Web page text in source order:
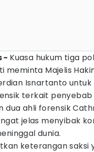
- Kuasa hukum tiga
meminta Majelis
Isnartanto
terkait
dua ahli forensik
jelas menyibak
dunia.
keterangan saksi